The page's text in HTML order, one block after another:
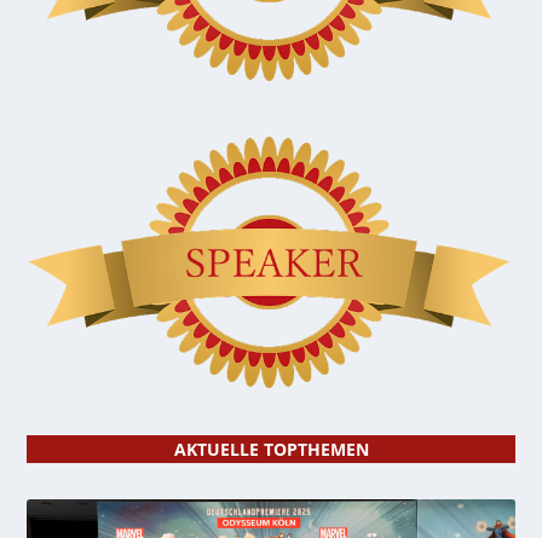
AKTUELLE TOPTHEMEN